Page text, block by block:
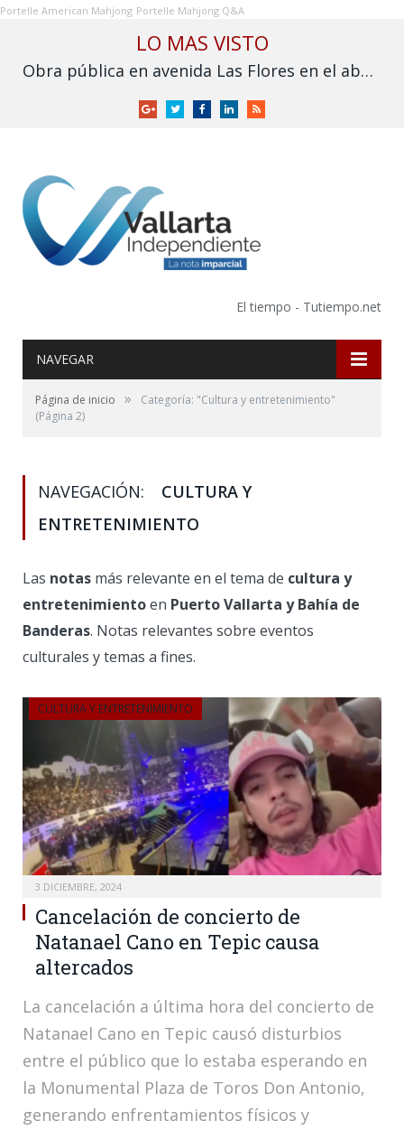
Portelle American Mahjong Portelle Mahjong Q&A
LO MAS VISTO
Obra pública en avenida Las Flores en el abandono
GoogleTwitterFacebookLinkedInRSS
El tiempo - Tutiempo.net
NAVEGAR
Página de inicio »
Categoría: "Cultura y entretenimiento"
(Página 2)
NAVEGACIÓN:
CULTURA Y
ENTRETENIMIENTO
Las notas más relevante en el tema de cultura y
entretenimientoen Puerto Vallarta y Bahía de
Banderas. Notas relevantes sobre eventos
culturales y temas a fines.
CULTURA Y ENTRETENIMIENTO
3 DICIEMBRE, 2024
Cancelación de concierto de
Natanael Cano en Tepic causa
altercados
La cancelación a última hora del concierto de
Natanael Cano en Tepic causó disturbios
entre el público que lo estaba esperando en
la Monumental Plaza de Toros Don Antonio,
generando enfrentamientos físicos y